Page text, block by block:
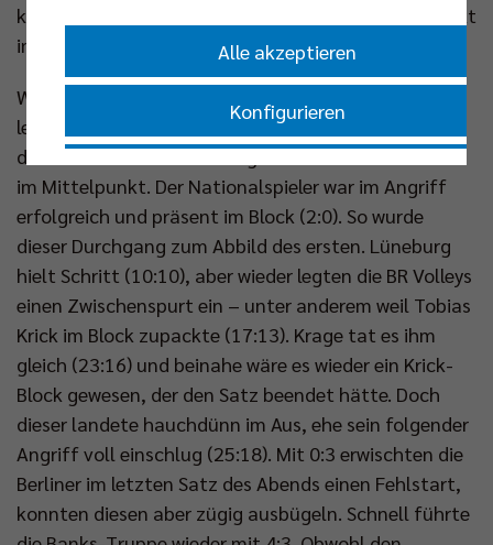
krachendem Ass setzte Jake Hanes den Schlusspunkt
im ersten Durchgang (25:18).
Während die medizinische Abteilung bei Knigge
leichte Entwarnung geben konnte, blieb Krage auf
der Platte und stand zu Beginn des zweiten Satzes
im Mittelpunkt. Der Nationalspieler war im Angriff
erfolgreich und präsent im Block (2:0). So wurde
dieser Durchgang zum Abbild des ersten. Lüneburg
hielt Schritt (10:10), aber wieder legten die BR Volleys
einen Zwischenspurt ein – unter anderem weil Tobias
Krick im Block zupackte (17:13). Krage tat es ihm
gleich (23:16) und beinahe wäre es wieder ein Krick-
Block gewesen, der den Satz beendet hätte. Doch
dieser landete hauchdünn im Aus, ehe sein folgender
Angriff voll einschlug (25:18). Mit 0:3 erwischten die
Berliner im letzten Satz des Abends einen Fehlstart,
konnten diesen aber zügig ausbügeln. Schnell führte
Alle akzeptieren
Konfigurieren
Nur essenzielle Cookies akzeptieren
Impressum|Datenschutzerklärung